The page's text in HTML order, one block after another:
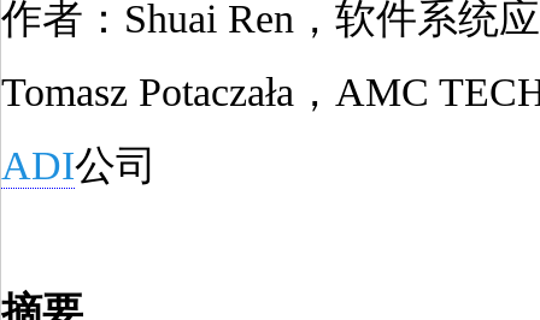
作者：Shuai Ren，软件系统
Tomasz Potaczała，AMC
ADI公司